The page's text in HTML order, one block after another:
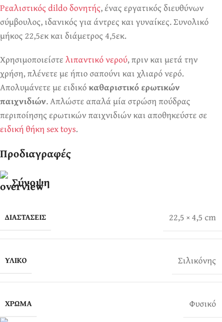
Ρεαλιστικός dildo δονητής, ένας εργατικός διευθύνων
σύμβουλος, ιδανικός για άντρες και γυναίκες. Συνολικό
μήκος 22,5εκ και διάμετρος 4,5εκ.
Χρησιμοποιείστελιπαντικό νερού, πριν και μετά την
χρήση, πλένετε με ήπιο σαπούνι και χλιαρό νερό.
Απολυμάνετε με ειδικόκαθαριστικό ερωτικών
παιχνιδιών. Απλώστε απαλά μία στρώση πούδρας
περιποίησης ερωτικών παιχνιδιών και αποθηκεύστε σε
ειδική θήκη sex toys.
Προδιαγραφές
Σύνοψη
ΔΙΑΣΤΆΣΕΙΣ 22,5 × 4,5 cm
ΥΛΙΚΌ Σιλικόνης
ΧΡΏΜΑ Φυσικό